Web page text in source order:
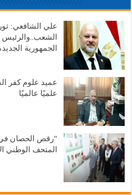
الشعب..والرئيس
الجمهورية
عميد علوم كفر
علميًا عالميًا
“رقص الحصان
المتحف الوطني